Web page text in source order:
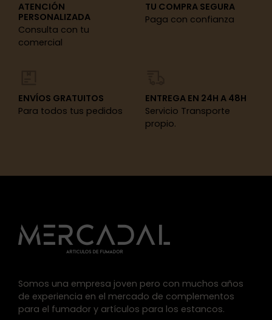
ATENCIÓN
PERSONALIZADA
Consulta con tu
comercial
TU COMPRA SEGURA
Paga con confianza
ENVÍOS GRATUITOS
Para todos tus pedidos
ENTREGA EN 24H A 48H
Servicio Transporte
propio.
Somos una empresa joven pero con muchos años
de experiencia en el mercado de complementos
para el fumador y artículos para los estancos.